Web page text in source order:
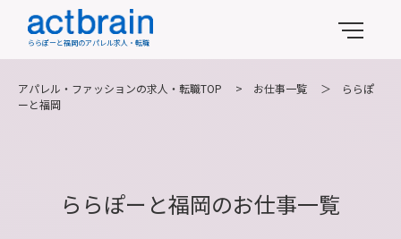
ららぽーと福岡のアパレル求人・転職
アパレル・ファッションの求人・転職TOP > お仕事一覧 ＞
ららぽ
ーと福岡
ららぽーと福岡のお仕事一覧